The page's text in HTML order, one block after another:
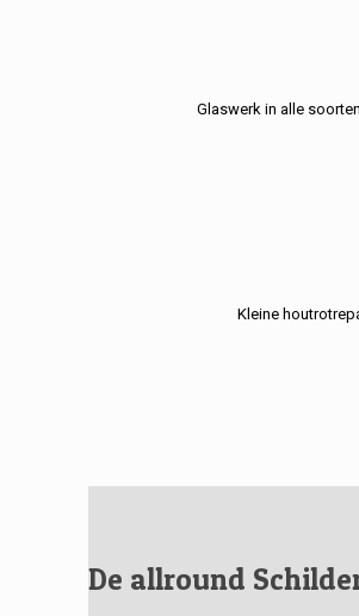
Glaswerk in alle
Kleine
De allround